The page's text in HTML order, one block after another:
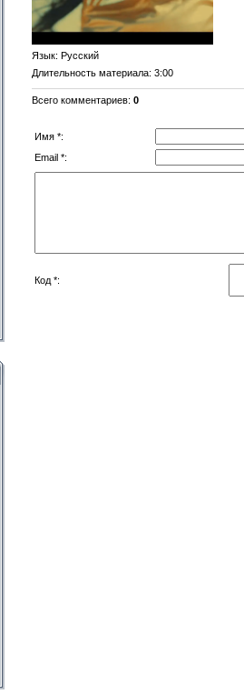
Язык: Русский
Длительность материала: 3:00
Всего комментариев: 0
Имя *:
Email *:
Код *: